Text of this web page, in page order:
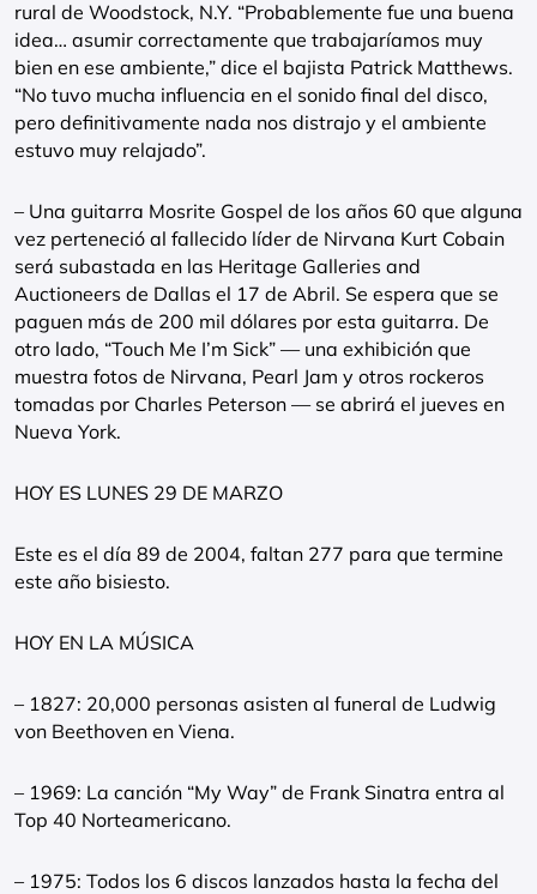
rural de Woodstock, N.Y. “Probablemente fue una buena
idea… asumir correctamente que trabajaríamos muy
bien en ese ambiente,” dice el bajista Patrick Matthews.
“No tuvo mucha influencia en el sonido final del disco,
pero definitivamente nada nos distrajo y el ambiente
estuvo muy relajado”.
– Una guitarra Mosrite Gospel de los años 60 que alguna
vez perteneció al fallecido líder de Nirvana Kurt Cobain
será subastada en las Heritage Galleries and
Auctioneers de Dallas el 17 de Abril. Se espera que se
paguen más de 200 mil dólares por esta guitarra. De
otro lado, “Touch Me I’m Sick” — una exhibición que
muestra fotos de Nirvana, Pearl Jam y otros rockeros
tomadas por Charles Peterson — se abrirá el jueves en
Nueva York.
HOY ES LUNES 29 DE MARZO
Este es el día 89 de 2004, faltan 277 para que termine
este año bisiesto.
HOY EN LA MÚSICA
– 1827: 20,000 personas asisten al funeral de Ludwig
von Beethoven en Viena.
– 1969: La canción “My Way” de Frank Sinatra entra al
Top 40 Norteamericano.
– 1975: Todos los 6 discos lanzados hasta la fecha del